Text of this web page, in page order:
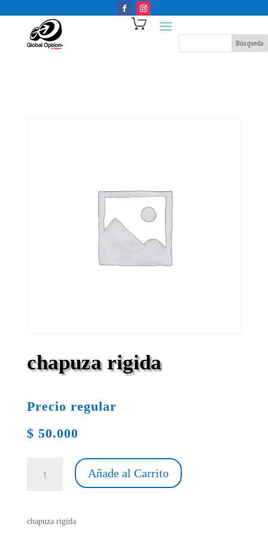
chapuza rigida
Precio regular
$ 50.000
rigida
Añade al Carrito
chapuza rigida